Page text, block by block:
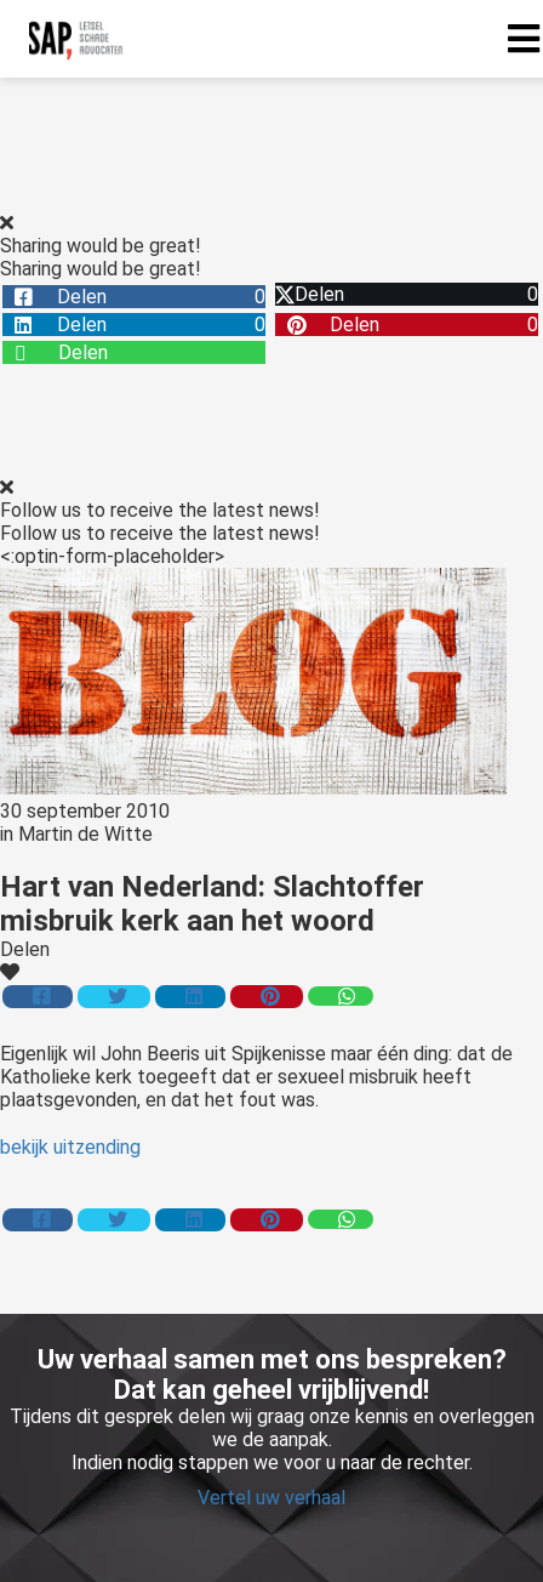
Sharing would be great!
Sharing would be great!
Delen
0 Delen
0
Delen
0 Delen
0
Delen
Follow us to receive the latest news!
Follow us to receive the latest news!
<:optin-form-placeholder>
30 september 2010
in Martin de Witte
Hart van Nederland: Slachtoffer
misbruik kerk aan het woord
Delen
Eigenlijk wil John Beeris uit Spijkenisse maar één ding: dat de
Katholieke kerk toegeeft dat er sexueel misbruik heeft
plaatsgevonden, en dat het fout was.
bekijk uitzending
Uw verhaal samen met ons bespreken?
Dat kan geheel vrijblijvend!
Tijdens dit gesprek delen wij graag onze kennis en overleggen
we de aanpak.
Indien nodig stappen we voor u naar de rechter.
Vertel uw verhaal